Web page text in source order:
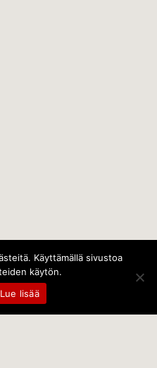
Käyttämällä sivustoa
käytön.
Lue lisää